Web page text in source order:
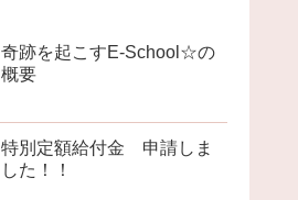
奇跡を起こすE-School☆の
概要
特別定額給付金 申請しま
した！！